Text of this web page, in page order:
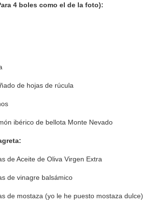
4 boles como el de la foto):
de hojas de rúcula
ibérico de bellota Monte Nevado
de Aceite de Oliva Virgen Extra
de vinagre balsámico
de mostaza (yo le he puesto mostaza dulce)